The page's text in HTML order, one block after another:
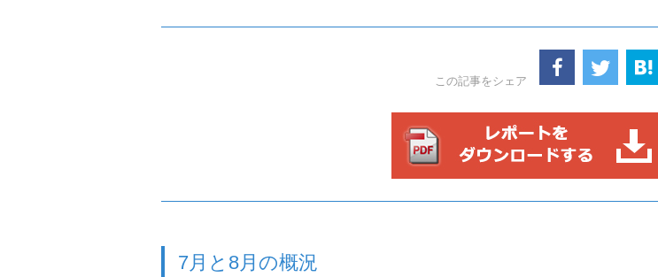
この記事をシェア
7月と8月の概況